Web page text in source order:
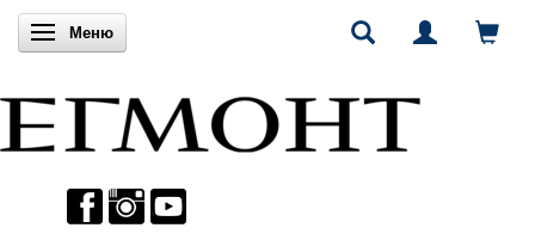
Включи навигацията
Меню